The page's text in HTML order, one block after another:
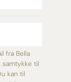
fra Bella
samtykke til
kan til